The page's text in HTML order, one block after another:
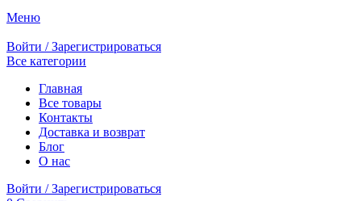
Меню
Войти / Зарегистрироваться
Все категории
Главная
Все товары
Контакты
Доставка и возврат
Блог
О нас
Войти / Зарегистрироваться